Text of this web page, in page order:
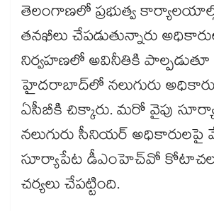
తెలంగాణలో ప్రభుత్వ
తనఖీలు చేపడుతున్నారు
నిర్వహణలో అవినీతికి పాల్పడుతూ
హైదరాబాద్⁬లో నలుగురు
ఏసీబీకి చిక్కారు. మరో వైపు
నలుగురు సీనియర్ అధికారులపై
సూర్యాపేట డీఎంహెచ్⁬వో
చర్యలు చేపట్టింది.